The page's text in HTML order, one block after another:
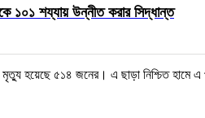
১০১ শয্যায় উন্নীত করার সিদ্ধান্ত
হয়েছে ৫১৪ জনের। এ ছাড়া নিশ্চিত হামে